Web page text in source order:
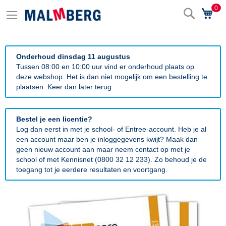
Zoek0
Onderhoud dinsdag 11 augustus
Tussen 08:00 en 10:00 uur vind er onderhoud plaats op
deze webshop. Het is dan niet mogelijk om een bestelling te
plaatsen. Keer dan later terug.
Bestel je een licentie?
Log dan eerst in met je school- of Entree-account. Heb je al
een account maar ben je inloggegevens kwijt? Maak dan
geen nieuw account aan maar neem contact op met je
school of met Kennisnet (0800 32 12 233). Zo behoud je de
toegang tot je eerdere resultaten en voortgang.